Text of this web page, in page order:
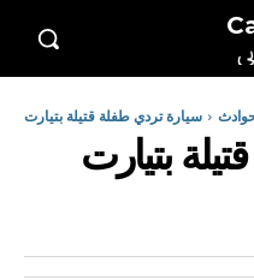
سيارة تردي طفلة قتيلة بتيارت
بتيارت